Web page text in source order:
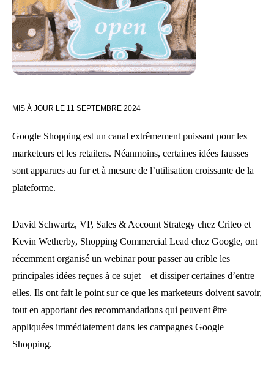
MIS À JOUR LE 11 SEPTEMBRE 2024
Google Shopping est un canal extrêmement puissant pour les
marketeurs et les retailers. Néanmoins, certaines idées fausses
sont apparues au fur et à mesure de l’utilisation croissante de la
plateforme.
David Schwartz, VP, Sales & Account Strategy chez Criteo et
Kevin Wetherby, Shopping Commercial Lead chez Google, ont
récemment organisé un webinar pour passer au crible les
principales idées reçues à ce sujet – et dissiper certaines d’entre
elles. Ils ont fait le point sur ce que les marketeurs doivent savoir,
tout en apportant des recommandations qui peuvent être
appliquées immédiatement dans les campagnes Google
Shopping.